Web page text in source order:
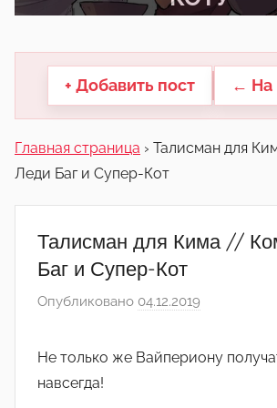
другие.
+ Добавить пост ← На
Главная страница › Талисман для
Леди Баг и Супер-Кот
Талисман для Кима //
Баг и Супер-Кот
Опубликовано 04.12.2019
Не только же Вайпериону
навсегда!